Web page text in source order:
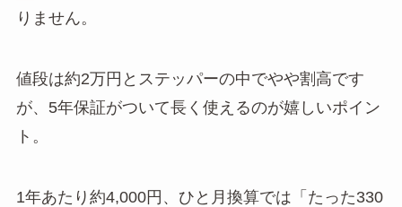
りません。
値段は約2万円とステッパーの中でやや割高です
が、5年保証がついて長く使えるのが嬉しいポイン
ト。
1年あたり約4,000円、ひと月換算では「たった330